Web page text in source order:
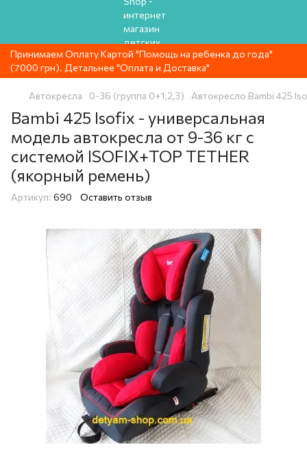
Принимаем Оплату Картой "Помощь на ребенка до года"
(7000 грн). Детальнее "Оплата и Доставка"
Автокресла 0-36 (группа 0+1,2,3) Автокресло Bambi 425
Bambi 425 Isofix - универсальная
модель автокресла от 9-36 кг с
системой ISOFIX+TOP TETHER
(якорный ремень)
Артикул: 690 Оставить отзыв